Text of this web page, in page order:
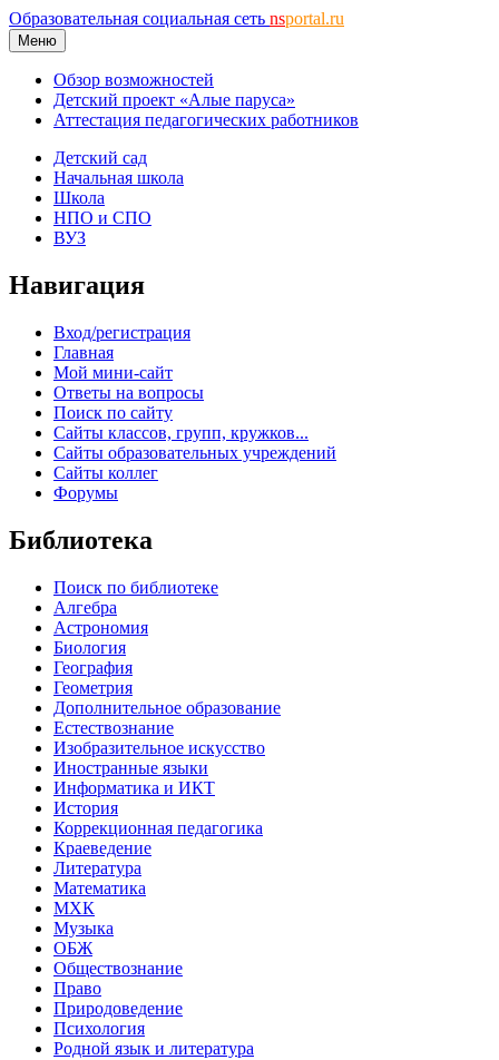
Образовательная социальная сеть nsportal.ru
Меню
Обзор возможностей
Детский проект «Алые паруса»
Аттестация педагогических работников
Детский сад
Начальная школа
Школа
НПО и СПО
ВУЗ
Навигация
Вход/регистрация
Главная
Мой мини-сайт
Ответы на вопросы
Поиск по сайту
Сайты классов, групп, кружков...
Сайты образовательных учреждений
Сайты коллег
Форумы
Библиотека
Поиск по библиотеке
Алгебра
Астрономия
Биология
География
Геометрия
Дополнительное образование
Естествознание
Изобразительное искусство
Иностранные языки
Информатика и ИКТ
История
Коррекционная педагогика
Краеведение
Литература
Математика
МХК
Музыка
ОБЖ
Обществознание
Право
Природоведение
Психология
Родной язык и литература